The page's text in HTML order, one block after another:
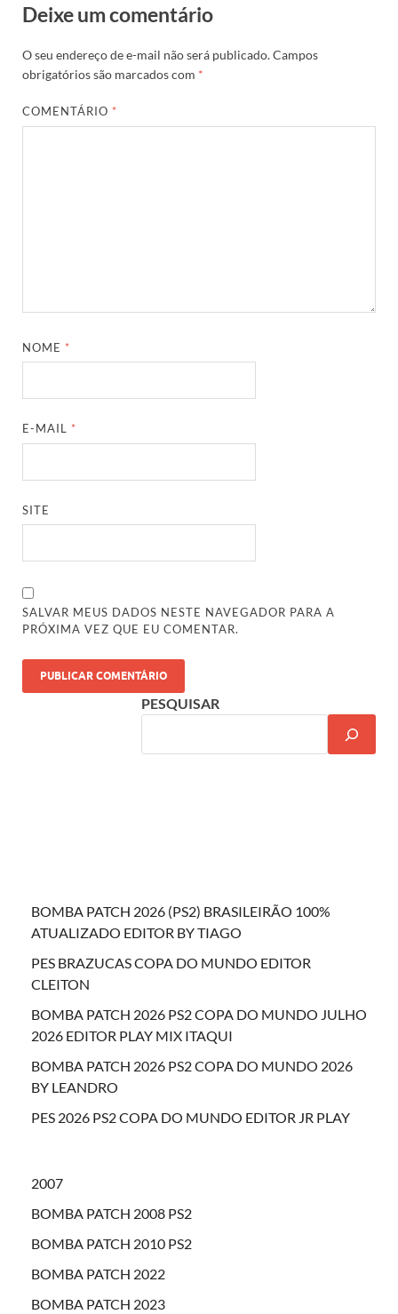
Deixe um comentário
O seu endereço de e-mail não será publicado.Campos
obrigatórios são marcados com *
COMENTÁRIO *
NOME *
E-MAIL *
SITE
SALVAR MEUS DADOS NESTE NAVEGADOR PARA A
PRÓXIMA VEZ QUE EU COMENTAR.
PESQUISAR
BOMBA PATCH 2026 (PS2) BRASILEIRÃO 100%
ATUALIZADO EDITOR BY TIAGO
PES BRAZUCAS COPA DO MUNDO EDITOR
CLEITON
BOMBA PATCH 2026 PS2 COPA DO MUNDO JULHO
2026 EDITOR PLAY MIX ITAQUI
BOMBA PATCH 2026 PS2 COPA DO MUNDO 2026
BY LEANDRO
PES 2026 PS2 COPA DO MUNDO EDITOR JR PLAY
2007
BOMBA PATCH 2008 PS2
BOMBA PATCH 2010 PS2
BOMBA PATCH 2022
BOMBA PATCH 2023